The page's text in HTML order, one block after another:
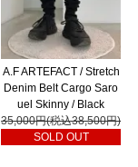
A.F ARTEFACT / Stretch
Denim Belt Cargo Saro
uel Skinny / Black
35,000円(税込38,500円)
SOLD OUT